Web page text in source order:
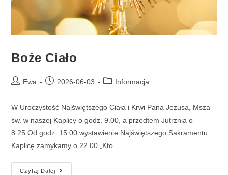
Boże Ciało
Ewa 2026-06-03 Informacja
W Uroczystość Najświętszego Ciała i Krwi Pana Jezusa, Msza
św. w naszej Kaplicy o godz. 9.00, a przedtem Jutrznia o
8.25.Od godz. 15.00 wystawienie Najświętszego Sakramentu.
Kaplicę zamykamy o 22.00.„Kto…
Czytaj Dalej